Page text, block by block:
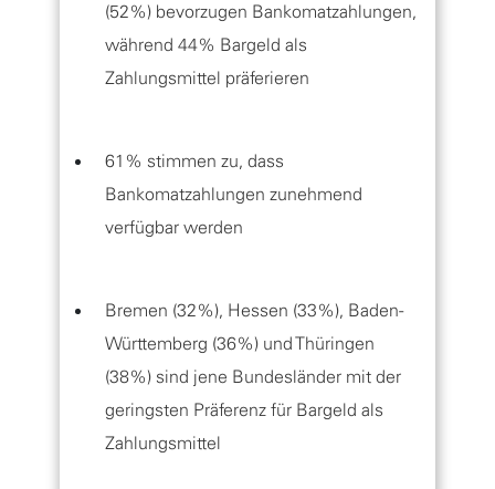
(52%) bevorzugen Bankomatzahlungen,
während 44% Bargeld als
Zahlungsmittel präferieren
61% stimmen zu, dass
Bankomatzahlungen zunehmend
verfügbar werden
Bremen (32%), Hessen (33%), Baden-
Württemberg (36%) und Thüringen
(38%) sind jene Bundesländer mit der
geringsten Präferenz für Bargeld als
Zahlungsmittel